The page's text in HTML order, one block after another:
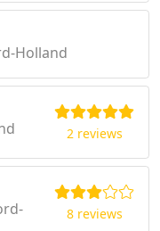
Holland
2 reviews
8 reviews